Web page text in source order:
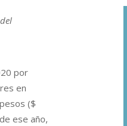
por
en
($
ese año,